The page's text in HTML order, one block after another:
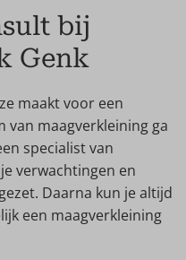
bij
Genk
maakt voor een
van maagverkleining ga
specialist van
verwachtingen en
Daarna kun je altijd
een maagverkleining